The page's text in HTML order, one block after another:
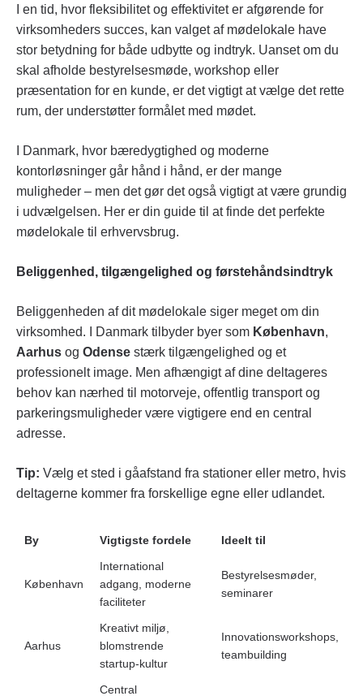
I en tid, hvor fleksibilitet og effektivitet er afgørende for
virksomheders succes, kan valget af mødelokale have
stor betydning for både udbytte og indtryk. Uanset om du
skal afholde bestyrelsesmøde, workshop eller
præsentation for en kunde, er det vigtigt at vælge det rette
rum, der understøtter formålet med mødet.
I Danmark, hvor bæredygtighed og moderne
kontorløsninger går hånd i hånd, er der mange
muligheder – men det gør det også vigtigt at være grundig
i udvælgelsen. Her er din guide til at finde det perfekte
mødelokale til erhvervsbrug.
Beliggenhed, tilgængelighed og førstehåndsindtryk
Beliggenheden af dit mødelokale siger meget om din
virksomhed. I Danmark tilbyder byer som København,
Aarhus og Odense stærk tilgængelighed og et
professionelt image. Men afhængigt af dine deltageres
behov kan nærhed til motorveje, offentlig transport og
parkeringsmuligheder være vigtigere end en central
adresse.
Tip: Vælg et sted i gåafstand fra stationer eller metro, hvis
deltagerne kommer fra forskellige egne eller udlandet.
By Vigtigste fordele Ideelt til
København
International
adgang, moderne
faciliteter
Bestyrelsesmøder,
seminarer
Aarhus
Kreativt miljø,
blomstrende
startup-kultur
Innovationsworkshops,
teambuilding
Central